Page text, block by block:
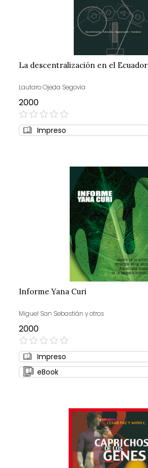
La descentralización en el Ecuador
Lautaro Ojeda Segovia
2000
0%
Impreso
Informe Yana Curi
Miguel San Sebastián y otros
2000
0%
Impreso
eBook